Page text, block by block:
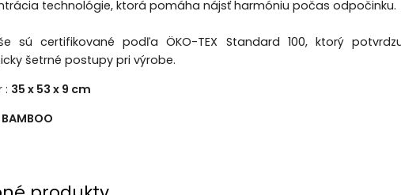
technológie, ktorá pomáha nájsť harmóniu počas odpočinku.
sú certifikované podľa ÖKO-TEX Standard 100, ktorý
šetrné postupy pri výrobe.
: 35 x 53 x 9 cm
BAMBOO